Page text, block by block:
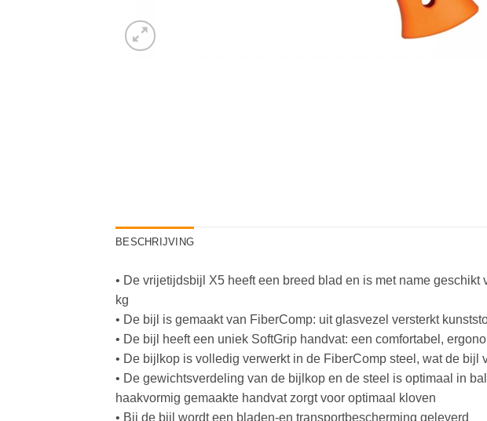
BESCHRIJVING
• De vrijetijdsbijl X5 heeft een breed blad en is met name
kg
• De bijl is gemaakt van FiberComp: uit glasvezel versterkt
• De bijl heeft een uniek SoftGrip handvat: een comfortabel,
• De bijlkop is volledig verwerkt in de FiberComp steel, wat de bijl
• De gewichtsverdeling van de bijlkop en de steel is optimaal in
haakvormig gemaakte handvat zorgt voor optimaal kloven
• Bij de bijl wordt een bladen-en transportbescherming geleverd